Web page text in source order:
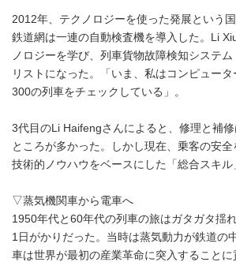
2012年、テクノロジーを使った発展という
鉄道網は一連の自動検査機を導入した。Li
ノロジーを学び、列車貨物故障検知システ
リストになった。「いま、私はコンピュー
300の列車をチェックしている」。
3代目のLi Haifengさんによると、修理と補
ところが多かった。しかし現在、乗客の安
技術的ノウハウをベースにした「総合スキル
▽蒸気機関車から電車へ
1950年代と60年代の列車の旅はガタガタ揺
1日がかりだった。当時は蒸気動力が鉄道の
車は世界が最初の産業革命に突入すること